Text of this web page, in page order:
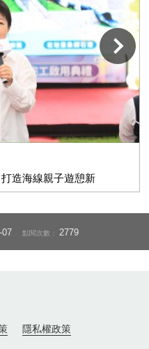
造海線親子遊憩新
下一張
07 點閱次數：2779
隱私權政策